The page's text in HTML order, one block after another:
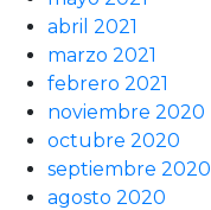
abril 2021
marzo 2021
febrero 2021
noviembre 2020
octubre 2020
septiembre 2020
agosto 2020